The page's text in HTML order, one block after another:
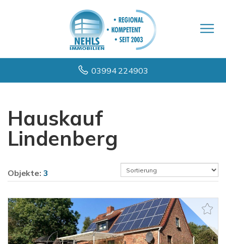
03994 224903
Hauskauf
Lindenberg
Objekte: 3